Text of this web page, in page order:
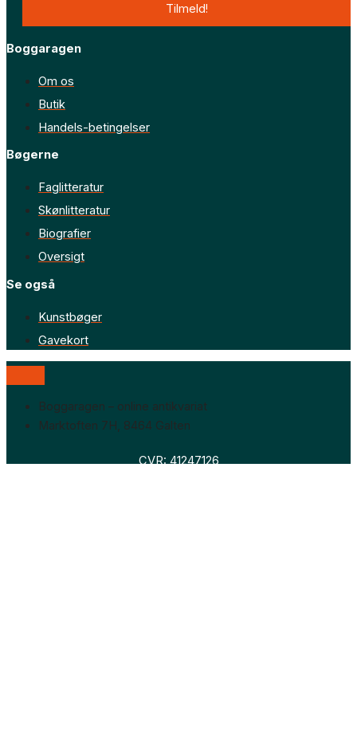
Boggaragen
Om os
Butik
Handels-betingelser
Bøgerne
Faglitteratur
Skønlitteratur
Biografier
Oversigt
Se også
Kunstbøger
Gavekort
Boggaragen – online antikvariat
Marktoften 7H, 8464 Galten
CVR: 41247126